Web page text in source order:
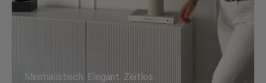
Minimalistisch. Elegant. Zeitlos.